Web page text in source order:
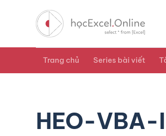
Trang chủ Series bài viết
HEO-